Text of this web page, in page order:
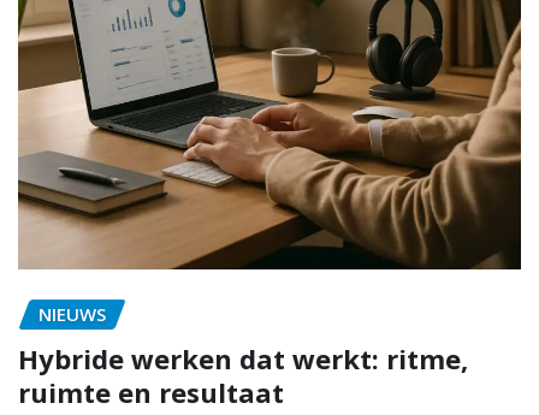
NIEUWS
Hybride werken dat werkt: ritme,
ruimte en resultaat